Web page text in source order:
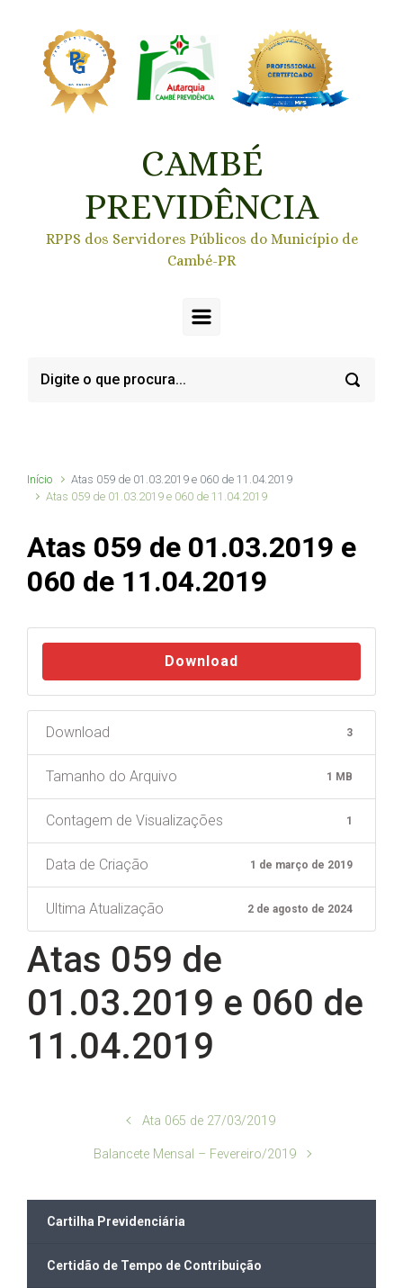
CAMBÉ
PREVIDÊNCIA
RPPS dos Servidores Públicos do Município de
Cambé-PR
Início
Atas 059 de 01.03.2019 e 060 de 11.04.2019
Atas 059 de 01.03.2019 e 060 de 11.04.2019
Atas 059 de 01.03.2019 e
060 de 11.04.2019
Download
Download 3
Tamanho do Arquivo 1 MB
Contagem de Visualizações 1
Data de Criação 1 de março de 2019
Ultima Atualização 2 de agosto de 2024
Atas 059 de
01.03.2019 e 060 de
11.04.2019
Ata 065 de 27/03/2019
Balancete Mensal – Fevereiro/2019
Cartilha Previdenciária
Certidão de Tempo de Contribuição